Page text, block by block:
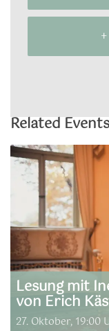
Related Events
Lesung mit
von Erich
27. Oktober, 19:00